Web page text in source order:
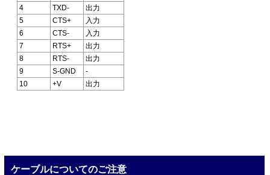
4
TXD-
出力
5
CTS+
入力
6
CTS-
入力
7
RTS+
出力
8
RTS-
出力
9
S-GND
-
10
+V 出力
ケーブルについてのご注意